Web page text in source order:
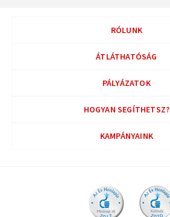
RÓLUNK
ÁTLÁTHATÓSÁG
PÁLYÁZATOK
HOGYAN SEGÍTHETSZ?
KAMPÁNYAINK